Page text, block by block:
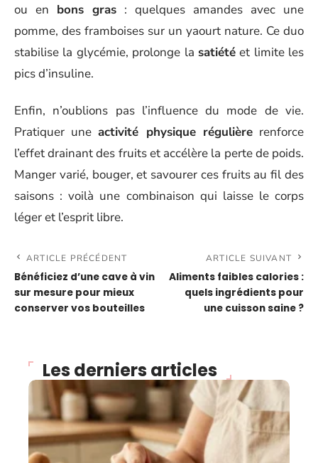
ou en bons gras : quelques amandes avec une
pomme, des framboises sur un yaourt nature. Ce duo
stabilise la glycémie, prolonge la satiétéet limite les
pics d’insuline.
Enfin, n’oublions pas l’influence du mode de vie.
Pratiquer uneactivité physique régulièrerenforce
l’effet drainant des fruits et accélère la perte de poids.
Manger varié, bouger, et savourer ces fruits au fil des
saisons : voilà une combinaison qui laisse le corps
léger et l’esprit libre.
ARTICLE PRÉCÉDENT
Bénéficiez d’une cave à vin
sur mesure pour mieux
conserver vos bouteilles
ARTICLE SUIVANT
Aliments faibles calories :
quels ingrédients pour
une cuisson saine ?
Les derniers articles